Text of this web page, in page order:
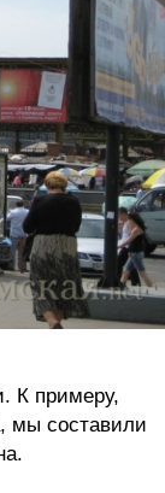
К примеру,
мы составили